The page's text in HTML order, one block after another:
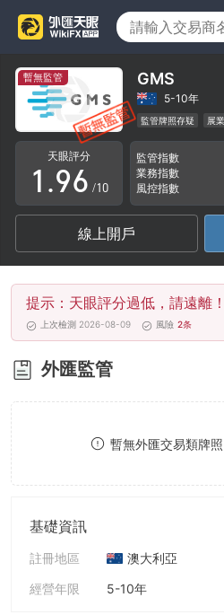
暫無監管 GMS
5-10年
監管牌照存疑 展
天眼評分
0
1
2
3
4
5
6
7
.
5
6
7
8
9
2
3
4
5
6
7
8
9
/10
監管指數
業務指數
風控指數
線上開戶
提示：天眼評分過低，請遠離！
上次檢測 2026-08-09 風險 2条
外匯監管
暫無外匯交易類牌
基礎資訊
註冊地區
澳大利亞
經營年限
5-10年